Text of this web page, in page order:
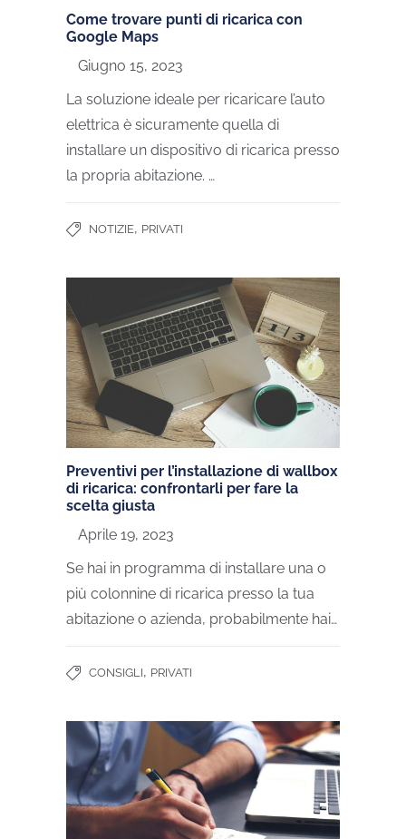
Come trovare punti di ricarica con
Google Maps
Giugno 15, 2023
La soluzione ideale per ricaricare l’auto
elettrica è sicuramente quella di
installare un dispositivo di ricarica presso
la propria abitazione. …
NOTIZIE, PRIVATI
Preventivi per l’installazione di wallbox
di ricarica: confrontarli per fare la
scelta giusta
Aprile 19, 2023
Se hai in programma di installare una o
più colonnine di ricarica presso la tua
abitazione o azienda, probabilmente hai…
CONSIGLI, PRIVATI